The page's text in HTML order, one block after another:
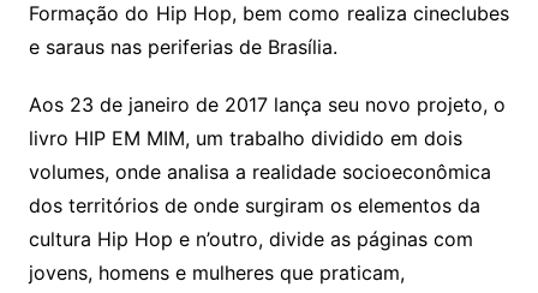
Formação do Hip Hop, bem como realiza cineclubes
e saraus nas periferias de Brasília.
Aos 23 de janeiro de 2017 lança seu novo projeto, o
livro HIP EM MIM, um trabalho dividido em dois
volumes, onde analisa a realidade socioeconômica
dos territórios de onde surgiram os elementos da
cultura Hip Hop e n’outro, divide as páginas com
jovens, homens e mulheres que praticam,